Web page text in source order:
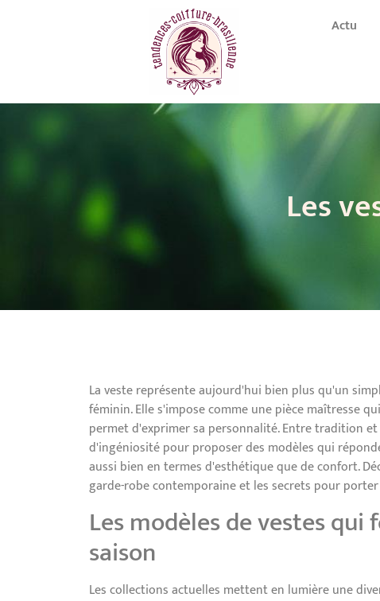
Actu
Les
La veste représente aujourd'hui bien plus qu'un
féminin. Elle s'impose comme une pièce maîtresse
permet d'exprimer sa personnalité. Entre tradition
d'ingéniosité pour proposer des modèles qui
aussi bien en termes d'esthétique que de confort.
garde-robe contemporaine et les secrets pour
Les modèles de vestes
saison
Les collections actuelles mettent en lumière une